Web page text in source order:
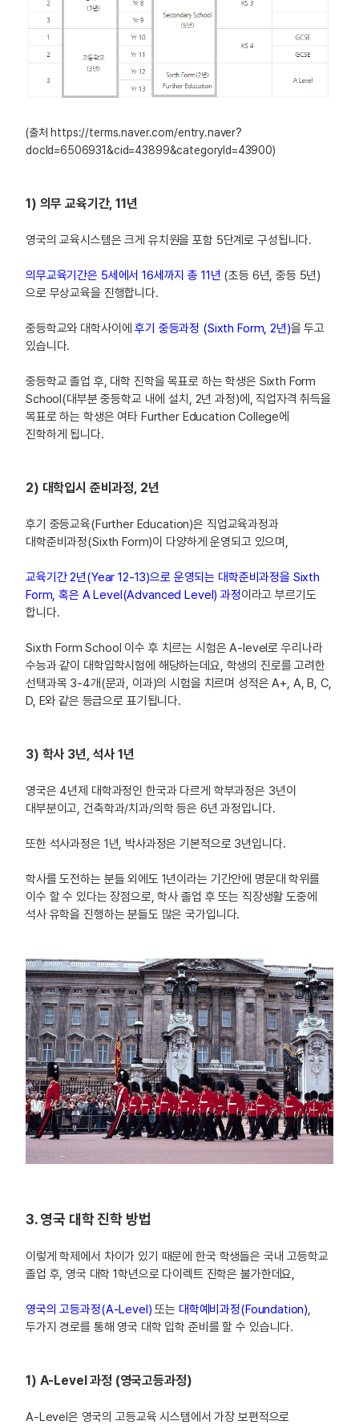
(출처 https://terms.naver.com/entry.naver?
docId=6506931&cid=43899&categoryId=43900)
1) 의무 교육기간, 11년
영국의 교육시스템은 크게 유치원을 포함 5단계로 구성됩니다.
의무교육기간은 5세에서 16세까지 총 11년 (초등 6년, 중등 5년)
으로 무상교육을 진행합니다.
중등학교와 대학사이에후기 중등과정 (Sixth Form, 2년)을 두고
있습니다.
중등학교 졸업 후, 대학 진학을 목표로 하는 학생은 Sixth Form
School(대부분 중등학교 내에 설치, 2년 과정)에, 직업자격 취득을
목표로 하는 학생은 여타 Further Education College에
진학하게 됩니다.
2) 대학입시 준비과정, 2년
후기 중등교육(Further Education)은 직업교육과정과
대학준비과정(Sixth Form)이 다양하게 운영되고 있으며,
교육기간 2년(Year 12-13)으로 운영되는 대학준비과정을 Sixth
Form, 혹은 A Level(Advanced Level) 과정이라고 부르기도
합니다.
Sixth Form School 이수 후 치르는 시험은 A-level로 우리나라
수능과 같이 대학입학시험에 해당하는데요, 학생의 진로를 고려한
선택과목 3-4개(문과, 이과)의 시험을 치르며 성적은 A+, A, B, C,
D, E와 같은 등급으로 표기됩니다.
3) 학사 3년, 석사 1년
영국은 4년제 대학과정인 한국과 다르게 학부과정은 3년이
대부분이고, 건축학과/치과/의학 등은 6년 과정입니다.
또한 석사과정은 1년, 박사과정은 기본적으로 3년입니다.
학사를 도전하는 분들 외에도 1년이라는 기간안에 명문대 학위를
이수 할 수 있다는 장점으로, 학사 졸업 후 또는 직장생활 도중에
석사 유학을 진행하는 분들도 많은 국가입니다.
3. 영국 대학 진학 방법
이렇게 학제에서 차이가 있기 때문에 한국 학생들은 국내 고등학교
졸업 후, 영국 대학 1학년으로 다이렉트 진학은 불가한데요,
영국의 고등과정(A-Level)또는 대학예비과정(Foundation),
두가지 경로를 통해 영국 대학 입학 준비를 할 수 있습니다.
1) A-Level 과정 (영국고등과정)
A-Level은 영국의 고등교육 시스템에서 가장 보편적으로